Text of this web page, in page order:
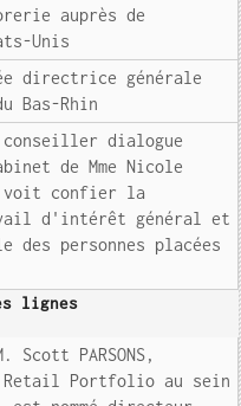
auprès de
Unis
directrice générale
Bas-Rhin
conseiller dialogue
de Mme Nicole
voit confier la
d'intérêt général et
personnes placées
lignes
PARSONS,
Portfolio au sein